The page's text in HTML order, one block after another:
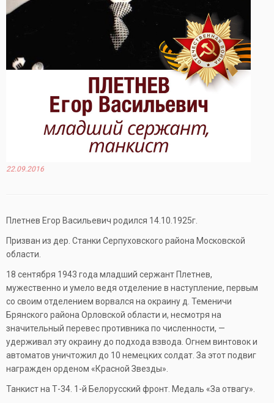
22.09.2016
Плетнев Егор Васильевич родился 14.10.1925г.
Призван из дер. Станки Серпуховского района Московской
области.
18 сентября 1943 года младший сержант Плетнев,
мужественно и умело ведя отделение в наступление, первым
со своим отделением ворвался на окраину д. Теменичи
Брянского района Орловской области и, несмотря на
значительный перевес противника по численности, —
удерживал эту окраину до подхода взвода. Огнем винтовок и
автоматов уничтожил до 10 немецких солдат. За этот подвиг
награжден орденом «Красной Звезды».
Танкист на Т-34. 1-й Белорусский фронт. Медаль «За отвагу».